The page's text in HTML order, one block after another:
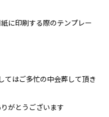
に印刷する際のテンプレー
てはご多忙の中会葬して頂き
がとうございます